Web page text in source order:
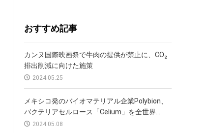
おすすめ記事
カンヌ国際映画祭で牛肉の提供が禁止に、CO₂
排出削減に向けた施策
2024.05.25
メキシコ発のバイオマテリアル企業Polybion、
バクテリアセルロース「Celium」を全世界...
2024.05.08